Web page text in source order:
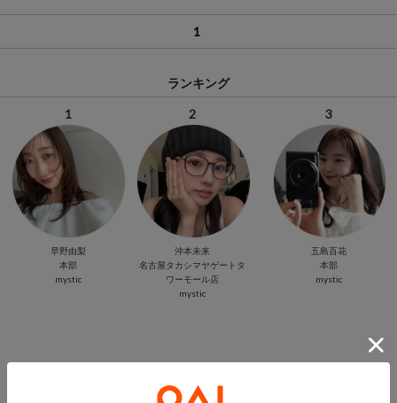
1
ランキング
1
早野由梨
本部
mystic
2
沖本未来
名古屋タカシマヤゲートタ
ワーモール店
mystic
3
五島百花
本部
mystic